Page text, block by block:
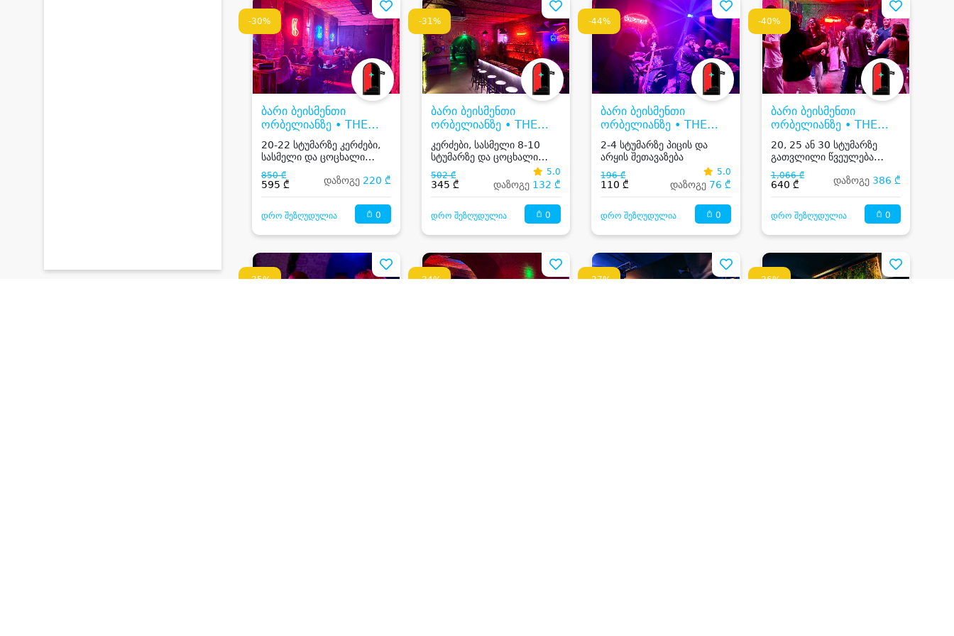
-30%
ბარი ბეისმენთი
ორბელიანზე • THE
BASEMENT BAR
20-22 სტუმარზე კერძები,
სასმელი და ცოცხალი
მუსიკა
850 ₾
595 ₾ დაზოგე 220 ₾
დრო შეზღუდულია 0
-31%
ბარი ბეისმენთი
ორბელიანზე • THE
BASEMENT BAR
კერძები, სასმელი 8-10
სტუმარზე და ცოცხალი
მუსიკა
502 ₾
345 ₾
5.0
დაზოგე 132 ₾
დრო შეზღუდულია 0
-44%
ბარი ბეისმენთი
ორბელიანზე • THE
BASEMENT BAR
2-4 სტუმარზე პიცის და
არყის შეთავაზება
196 ₾
110 ₾
5.0
დაზოგე 76 ₾
დრო შეზღუდულია 0
-40%
ბარი ბეისმენთი
ორბელიანზე • THE
BASEMENT BAR
20, 25 ან 30 სტუმარზე
გათვლილი წვეულება
`TEEN DJ PARTY`
1,066 ₾
640 ₾ დაზოგე 386 ₾
დრო შეზღუდულია 0
-35% -34% -37% -26%